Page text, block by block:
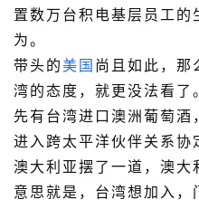
置数万台积电基层员工
为。
带头的美国 尚且如此，那
湾的态度，就更没法看了。
先有台湾进口澳洲葡萄
进入跨太平洋伙伴关系协
澳大利亚摆了一道，澳大
意思就是，台湾想加入，